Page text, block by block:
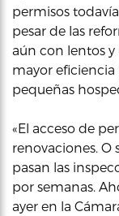
permisos
pesar de las
aún con lentos
mayor eficiencia
pequeñas
«El acceso de
renovaciones. O
pasan las
por semanas.
ayer en la